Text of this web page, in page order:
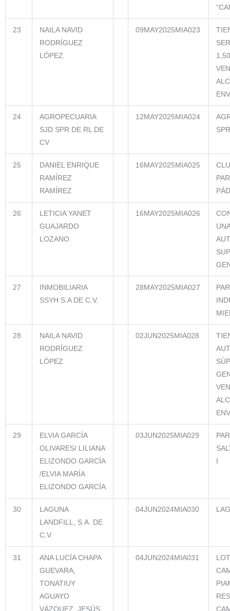
23
NAILA NAVID
RODRÍGUEZ
LÓPEZ
09MAY2025MIA023
24
AGROPECUARIA
SJD SPR DE RL DE
CV
12MAY2025MIA024
25
DANIEL ENRIQUE
RAMÍREZ
RAMÍREZ
16MAY2025MIA025
26
LETICIA YANET
GUAJARDO
LOZANO
16MAY2025MIA026
27
INMOBILIARIA
SSYH S.A DE C.V.
28MAY2025MIA027
28
NAILA NAVID
RODRÍGUEZ
LÓPEZ
02JUN2025MIA028
29
ELVIA GARCÍA
OLIVARES/ LILIANA
ELIZONDO GARCÍA
/ELVIA MARÍA
ELIZONDO GARCÍA
03JUN2025MIA029
30
LAGUNA
LANDFILL, S.A. DE
C.V.
04JUN2024MIA030
31
ANA LUCÍA CHAPA
GUEVARA,
TONATIUY
AGUAYO
VÁZQUEZ, JESÚS
04JUN2024MIA031